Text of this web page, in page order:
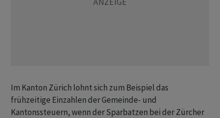
Im Kanton Zürich lohnt sich zum Beispiel das
frühzeitige Einzahlen der Gemeinde- und
Kantonssteuern, wenn der Sparbatzen bei der Zürcher